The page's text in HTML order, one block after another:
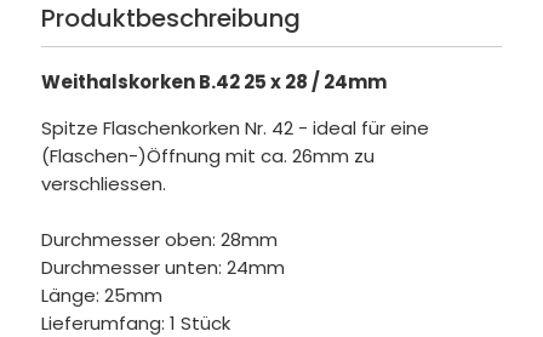
Produktbeschreibung
Weithalskorken B.42 25 x 28 / 24mm
Spitze Flaschenkorken Nr. 42 - ideal für eine
(Flaschen-)Öffnung mit ca. 26mm zu
verschliessen.
Durchmesser oben: 28mm
Durchmesser unten: 24mm
Länge: 25mm
Lieferumfang: 1 Stück